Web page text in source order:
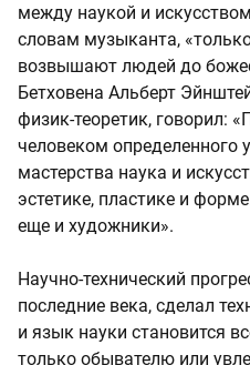
между наукой и
словам музыканта,
возвышают людей до
Бетховена Альберт
физик-теоретик, говорил:
человеком определенного
мастерства наука и
эстетике, пластике и
еще и художники».
Научно-технический
последние века, сделал
и язык науки становится
только обывателю или